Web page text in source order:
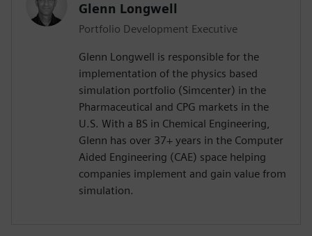
Glenn Longwell
Portfolio Development Executive
Glenn Longwell is responsible for the
implementation of the physics based
simulation portfolio (Simcenter) in the
Pharmaceutical and CPG markets in the
U.S. With a BS in Chemical Engineering,
Glenn has over 37+ years in the Computer
Aided Engineering (CAE) space helping
companies implement and gain value from
simulation.